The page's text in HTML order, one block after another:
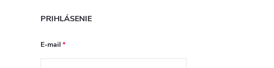
PRIHLÁSENIE
E-mail